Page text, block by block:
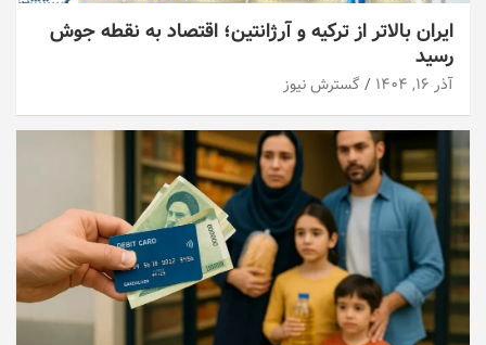
ایران بالاتر از ترکیه و آرژانتین؛ اقتصاد به نقطه جوش
رسید
آذر ۱۶, ۱۴۰۴ گسترش نیوز